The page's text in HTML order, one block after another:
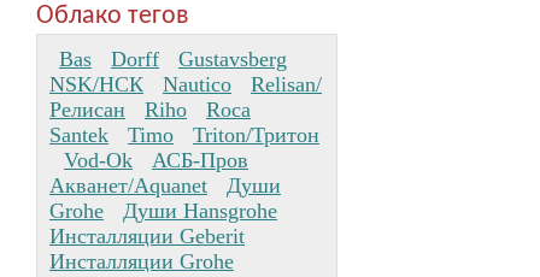
Облако тегов
Bas Dorff
Gustavsberg
NSK/НСК
Nautico
Relisan/
Релисан
Riho
Roca
Santek
Timo
Triton/Тритон
Vod-Ok
АСБ-Пров
Акванет/Aquanet
Души
Grohe
Души Hansgrohe
Инсталляции Geberit
Инсталляции Grohe